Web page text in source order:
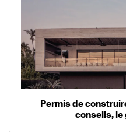
Permis de
conseils, le